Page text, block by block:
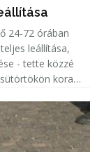
24-72 órában
leállítása,
- tette közzé
kora